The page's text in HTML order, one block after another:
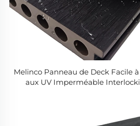
Melinco Panneau de Deck Facile
aux UV Imperméable